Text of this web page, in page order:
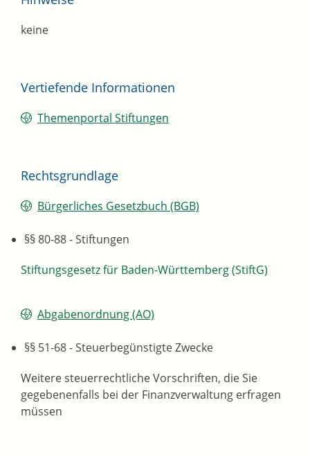
keine
Vertiefende Informationen
Themenportal Stiftungen
Rechtsgrundlage
Bürgerliches Gesetzbuch (BGB)
§§ 80-88 - Stiftungen
Stiftungsgesetz für Baden-Württemberg (StiftG)
Abgabenordnung (AO)
§§ 51-68 - Steuerbegünstigte Zwecke
Weitere steuerrechtliche Vorschriften, die Sie
gegebenenfalls bei der Finanzverwaltung erfragen
müssen